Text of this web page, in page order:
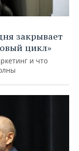
закрывает
цикл»
и что